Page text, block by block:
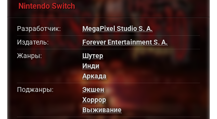
Nintendo Switch
Разработчик:
MegaPixel Studio S. A.
Издатель:
Forever Entertainment S. A.
Жанры:
Шутер
Инди
Аркада
Поджанры:
Экшен
Хоррор
Выживание